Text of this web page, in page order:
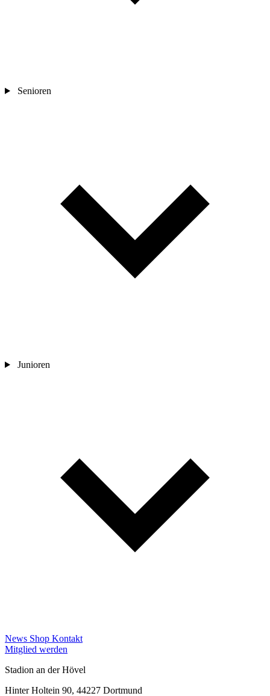
Senioren
Junioren
News Shop Kontakt
Mitglied werden
Stadion an der Hövel
Hinter Holtein 90, 44227 Dortmund